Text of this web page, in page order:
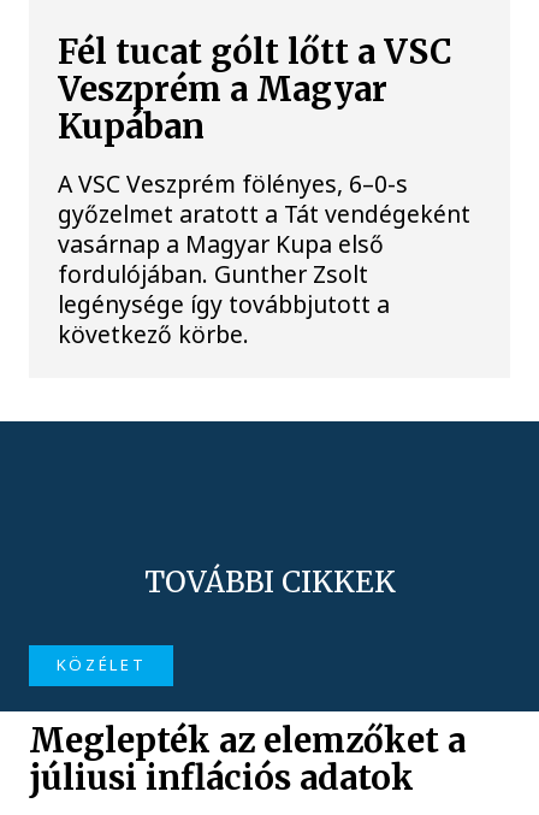
Fél tucat gólt lőtt a VSC
Veszprém a Magyar
Kupában
A VSC Veszprém fölényes, 6–0-s
győzelmet aratott a Tát vendégeként
vasárnap a Magyar Kupa első
fordulójában. Gunther Zsolt
legénysége így továbbjutott a
következő körbe.
TOVÁBBI CIKKEK
KÖZÉLET
Meglepték az elemzőket a
júliusi inflációs adatok